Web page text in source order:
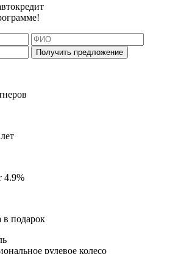
Получить предложение
4.9%
в подарок
рулевое колесо